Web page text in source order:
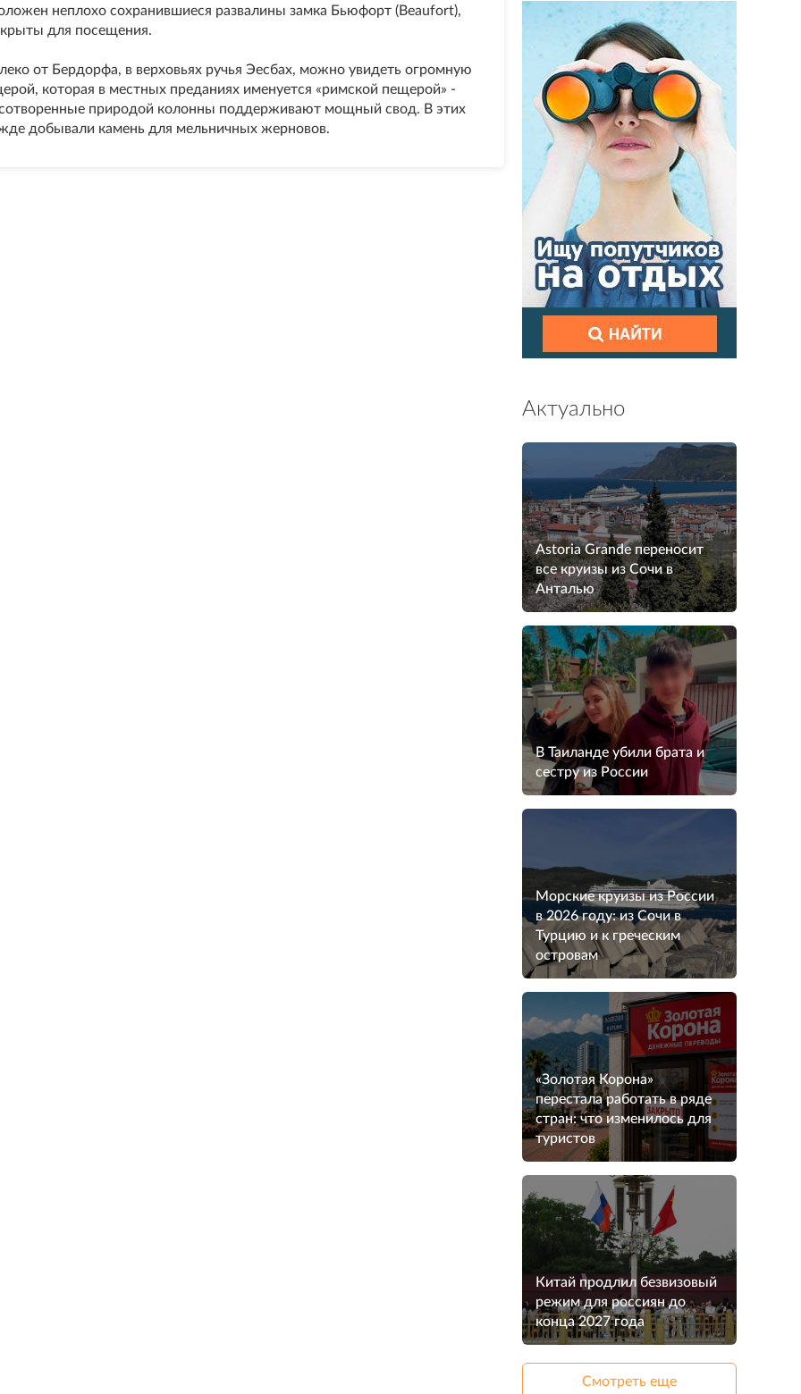
неплохо сохранившиеся развалины замка Бьюфорт (Beaufort),
для посещения.
от Бердорфа, в верховьях ручья Эесбах, можно увидеть огромную
которая в местных преданиях именуется «римской пещерой» -
природой колонны поддерживают мощный свод. В этих
добывали камень для мельничных жерновов.
Актуально
Astoria Grande переносит
все круизы из Сочи в
Анталью
В Таиланде убили брата и
сестру из России
Морские круизы из России
в 2026 году: из Сочи в
Турцию и к греческим
островам
«Золотая Корона»
перестала работать в ряде
стран: что изменилось для
туристов
Китай продлил безвизовый
режим для россиян до
конца 2027 года
Смотреть еще